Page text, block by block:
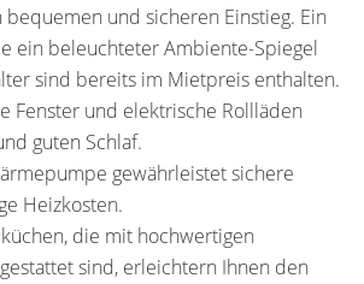
und sicheren Einstieg. Ein
ein beleuchteter Ambiente-Spiegel
sind bereits im Mietpreis enthalten.
Fenster und elektrische Rollläden
guten Schlaf.
gewährleistet sichere
Heizkosten.
die mit hochwertigen
sind, erleichtern Ihnen den